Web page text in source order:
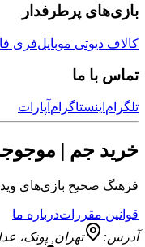
بازی‌های پرطرفدار
کالاف دیوتی موبایلفری
تماس با ما
تلگرام اینستاگرام آپارات
خرید جم |
فرهنگ صحیح بازی‌های
قوانین مقرراتدرباره ما
آدرس:
تهران ,پونک،